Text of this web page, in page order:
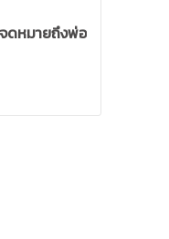
ดหมายถึงพ่อ